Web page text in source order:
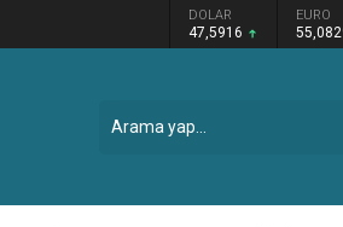
DOLAR
47,5916
EURO